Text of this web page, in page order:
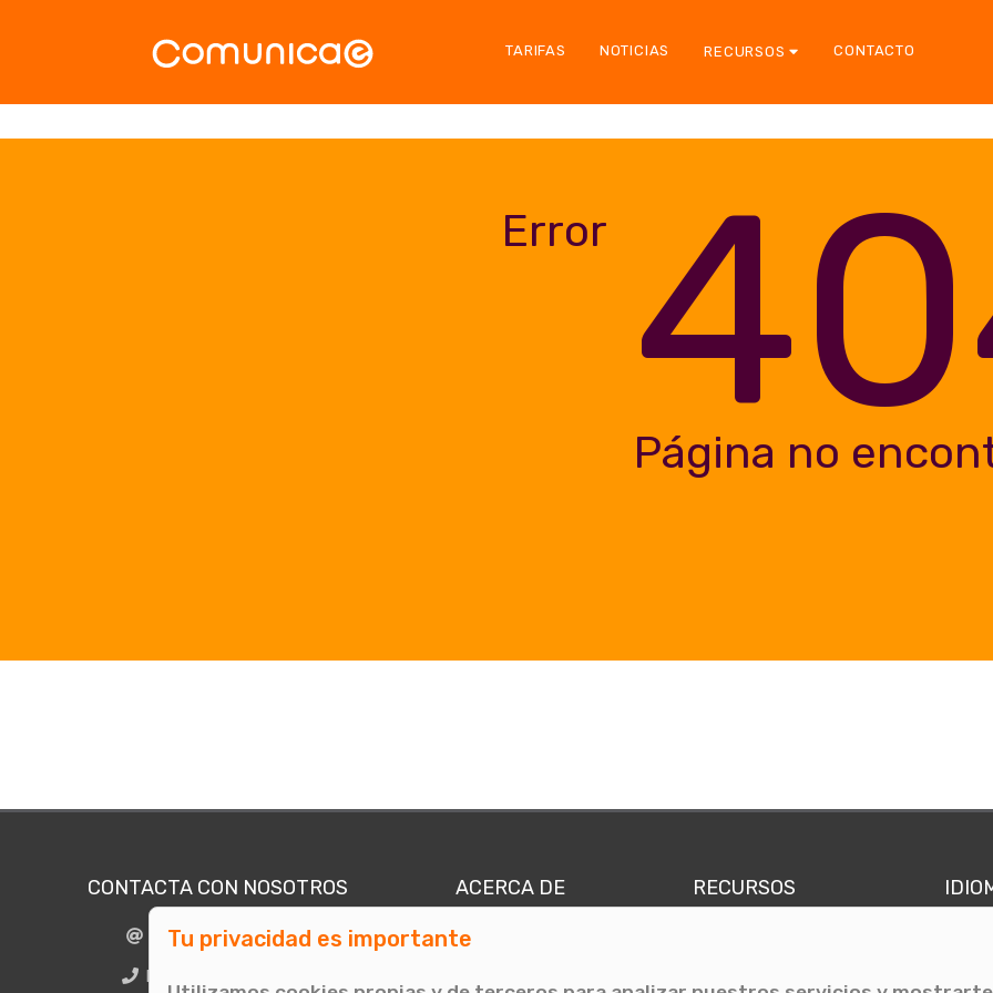
TARIFAS NOTICIAS RECURSOS CONTACTO
Error
Página no
CONTACTA CON NOSOTROS
info@comunicae.com
BCN + 34 931 702 774
ACERCA DE
Quiénes somos
RECURSOS
Tu privacidad es importante